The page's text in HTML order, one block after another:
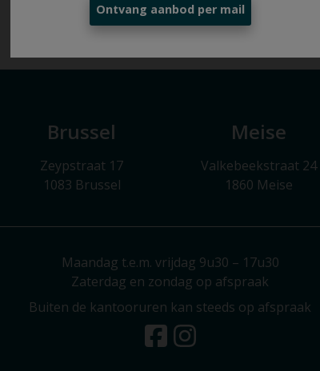
Brussel
Zeypstraat 17
1083 Brussel
Meise
Valkebeekstraat 24
1860 Meise
Maandag t.e.m. vrijdag 9u30 – 17u30
Zaterdag en zondag op afspraak
Buiten de kantooruren kan steeds op afspraak
Ontvang aanbod per mail